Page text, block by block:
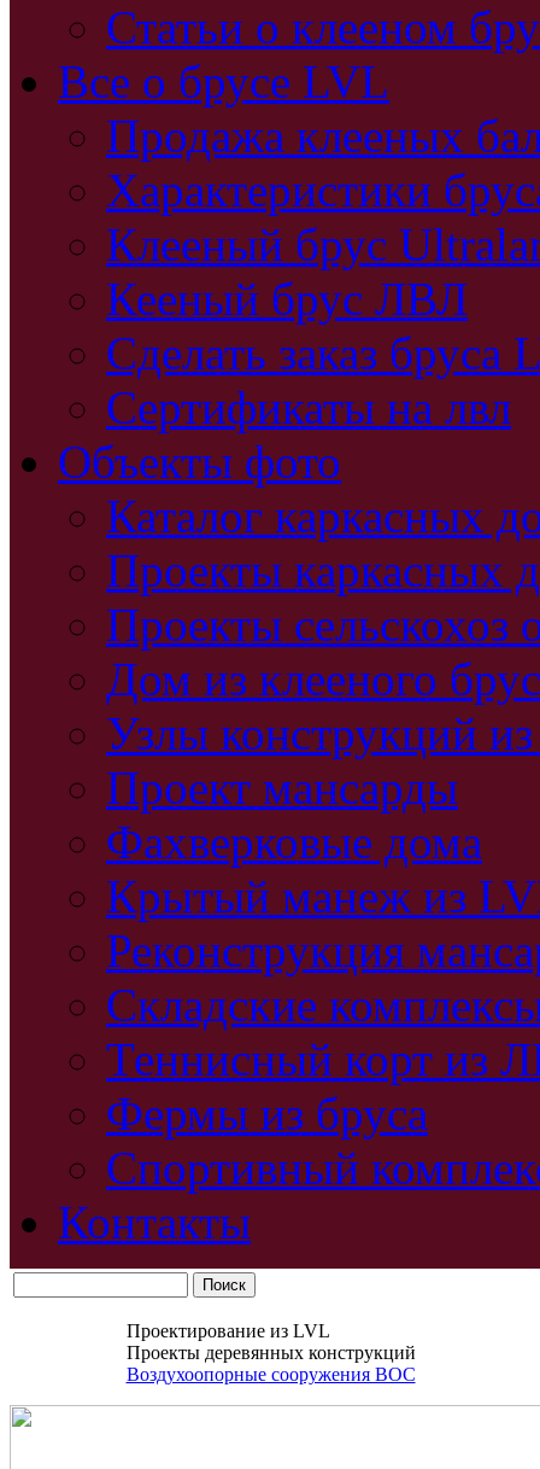
Статьи о клееном
Все о брусе LVL
Продажа клееных
Характеристики
Клееный брус
Кееный брус ЛВЛ
Сделать заказ бруса
Сертификаты на лвл
Объекты фото
Каталог каркасных
Проекты каркасных
Проекты сельскохоз
Дом из клееного
Узлы конструкций
Проект мансарды
Фахверковые дома
Крытый манеж из
Реконструкция
Складские
Теннисный корт из
Фермы из бруса
Спортивный
Контакты
Проектирование из LVL
Проекты деревянных конструкций
Воздухоопорные сооружения ВОС